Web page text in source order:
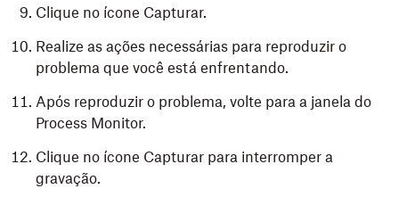
Clique no ícone Capturar.
Realize as ações necessárias para reproduzir o
problema que você está enfrentando.
Após reproduzir o problema, volte para a janela do
Process Monitor.
Clique no ícone Capturar para interromper a
gravação.